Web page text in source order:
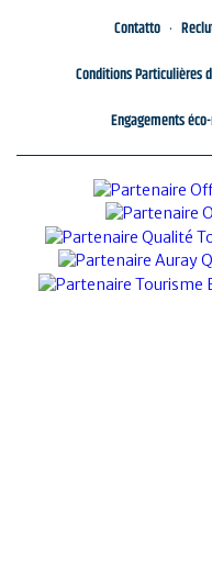
Contatto
Conditions Particulières
Engagements